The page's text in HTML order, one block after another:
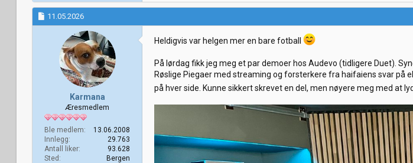
a
s
o
e
r
:
11.05.2026
Karmana
Æresmedlem
Ble medlem
13.06.2008
Innlegg
29.763
Antall liker
93.628
Sted
Bergen
Heldigvis var helgen mer en bare fotball
På lørdag fikk jeg meg et par demoer hos Audevo (tidligere Duet).
Røslige Piegaer med streaming og forsterkere fra haifaiens svar på
på hver side. Kunne sikkert skrevet en del, men nøyere meg med at